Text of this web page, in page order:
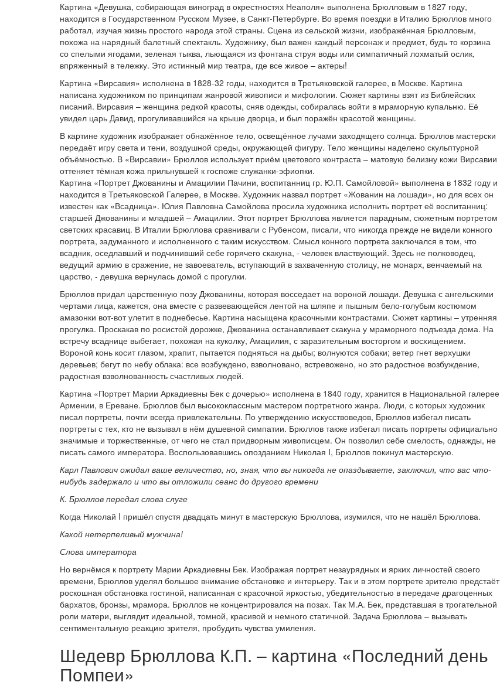
Картина «Девушка, собирающая виноград в окрестностях Неаполя» выполнена Брюлловым в 1827 году,
находится в Государственном Русском Музее, в Санкт-Петербурге. Во время поездки в Италию Брюллов много
работал, изучая жизнь простого народа этой страны. Сцена из сельской жизни, изображённая Брюлловым,
похожа на нарядный балетный спектакль. Художнику, был важен каждый персонаж и предмет, будь то корзина
со спелыми ягодами, зеленая тыква, льющаяся из фонтана струя воды или симпатичный лохматый ослик,
впряженный в тележку. Это истинный мир театра, где все живое – актеры!
Картина «Вирсавия» исполнена в 1828-32 годы, находится в Третьяковской галерее, в Москве. Картина
написана художником по принципам жанровой живописи и мифологии. Сюжет картины взят из Библейских
писаний. Вирсавия – женщина редкой красоты, сняв одежды, собиралась войти в мраморную купальню. Её
увидел царь Давид, прогуливавшийся на крыше дворца, и был поражён красотой женщины.
В картине художник изображает обнажённое тело, освещённое лучами заходящего солнца. Брюллов мастерски
передаёт игру света и тени, воздушной среды, окружающей фигуру. Тело женщины наделено скульптурной
объёмностью. В «Вирсавии» Брюллов использует приём цветового контраста – матовую белизну кожи Вирсавии
оттеняет тёмная кожа прильнувшей к госпоже служанки-эфиопки.
Картина «Портрет Джованины и Амацилии Пачини, воспитанниц гр. Ю.П. Самойловой» выполнена в 1832 году и
находится в Третьяковской Галерее, в Москве. Художник назвал портрет «Жованин на лошади», но для всех он
известен как «Всадница». Юлия Павловна Самойлова просила художника исполнить портрет её воспитанниц:
старшей Джованины и младшей – Амацилии. Этот портрет Брюллова является парадным, сюжетным портретом
светских красавиц. В Италии Брюллова сравнивали с Рубенсом, писали, что никогда прежде не видели конного
портрета, задуманного и исполненного с таким искусством. Смысл конного портрета заключался в том, что
всадник, оседлавший и подчинивший себе горячего скакуна, - человек властвующий. Здесь не полководец,
ведущий армию в сражение, не завоеватель, вступающий в захваченную столицу, не монарх, венчаемый на
царство, - девушка вернулась домой с прогулки.
Брюллов придал царственную позу Джованины, которая восседает на вороной лошади. Девушка с ангельскими
чертами лица, кажется, она вместе с развевающейся лентой на шляпе и пышным бело-голубым костюмом
амазонки вот-вот улетит в поднебесье. Картина насыщена красочными контрастами. Сюжет картины – утренняя
прогулка. Проскакав по росистой дорожке, Джованина останавливает скакуна у мраморного подъезда дома. На
встречу всаднице выбегает, похожая на куколку, Амацилия, с заразительным восторгом и восхищением.
Вороной конь косит глазом, храпит, пытается подняться на дыбы; волнуются собаки; ветер гнет верхушки
деревьев; бегут по небу облака: все возбуждено, взволновано, встревожено, но это радостное возбуждение,
радостная взволнованность счастливых людей.
Картина «Портрет Марии Аркадиевны Бек с дочерью» исполнена в 1840 году, хранится в Национальной галерее
Армении, в Ереване. Брюллов был высококлассным мастером портретного жанра. Люди, с которых художник
писал портреты, почти всегда привлекательны. По утверждению искусствоведов, Брюллов избегал писать
портреты с тех, кто не вызывал в нём душевной симпатии. Брюллов также избегал писать портреты официально
значимые и торжественные, от чего не стал придворным живописцем. Он позволил себе смелость, однажды, не
писать самого императора. Воспользовавшись опозданием Николая I, Брюллов покинул мастерскую.
Карл Павлович ожидал ваше величество, но, зная, что вы никогда не опаздываете, заключил, что вас что-
нибудь задержало и что вы отложили сеанс до другого времени
К. Брюллов передал слова слуге
Когда Николай I пришёл спустя двадцать минут в мастерскую Брюллова, изумился, что не нашёл Брюллова.
Какой нетерпеливый мужчина!
Слова императора
Но вернёмся к портрету Марии Аркадиевны Бек. Изображая портрет незаурядных и ярких личностей своего
времени, Брюллов уделял большое внимание обстановке и интерьеру. Так и в этом портрете зрителю предстаёт
роскошная обстановка гостиной, написанная с красочной яркостью, убедительностью в передаче драгоценных
бархатов, бронзы, мрамора. Брюллов не концентрировался на позах. Так М.А. Бек, представшая в трогательной
роли матери, выглядит идеальной, томной, красивой и немного статичной. Задача Брюллова – вызывать
сентиментальную реакцию зрителя, пробудить чувства умиления.
Шедевр Брюллова К.П. – картина «Последний день
Помпеи»